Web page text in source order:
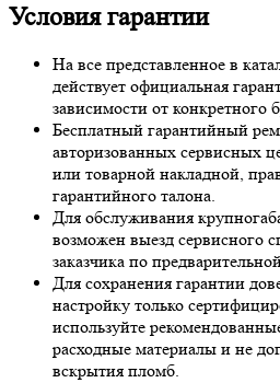
Условия гарантии
На все представленное в
действует официальная
зависимости от конкретного
Бесплатный гарантийный
авторизованных сервисных
или товарной накладной,
гарантийного талона.
Для обслуживания
возможен выезд сервисного
заказчика по
Для сохранения гарантии
настройку только
используйте
расходные материалы и не
вскрытия пломб.